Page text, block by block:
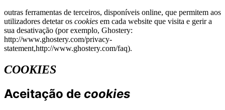
outras ferramentas de terceiros, disponíveis online, que permitem aos
utilizadores detetar os cookies em cada website que visita e gerir a
sua desativação (por exemplo, Ghostery:
http://www.ghostery.com/privacy-
statement,http://www.ghostery.com/faq).
COOKIES
Aceitação de cookies